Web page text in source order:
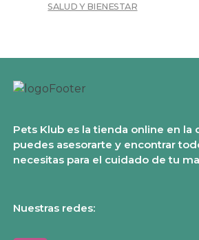
SALUD Y BIENESTAR
Pets Klub es la tienda online en la
puedes asesorarte y encontrar
necesitas para el cuidado de tu
Nuestras redes: